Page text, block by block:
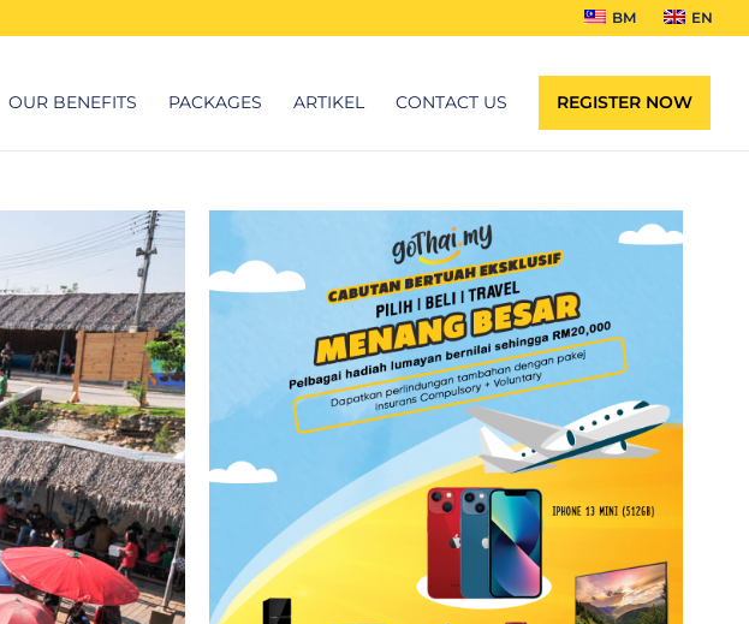
BM EN
OUR BENEFITS PACKAGES ARTIKEL CONTACT US REGISTER NOW